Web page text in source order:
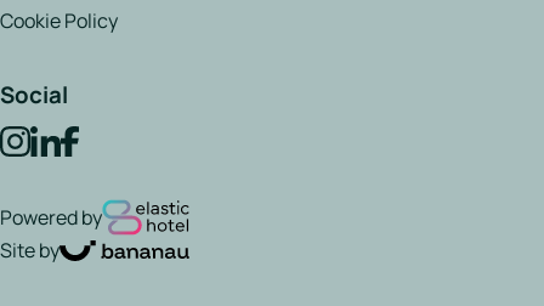
Social
Cookie Policy
Powered by
Site by